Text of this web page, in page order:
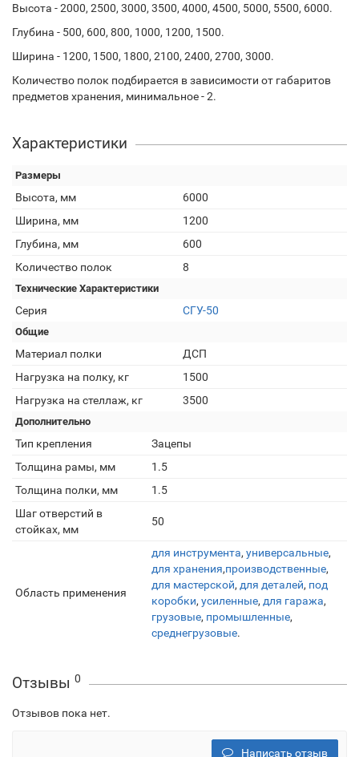
Высота - 2000, 2500, 3000, 3500, 4000, 4500, 5000, 5500, 6000.
Глубина - 500, 600, 800, 1000, 1200, 1500.
Ширина - 1200, 1500, 1800, 2100, 2400, 2700, 3000.
Количество полок подбирается в зависимости от габаритов
предметов хранения, минимальное - 2.
Характеристики
Размеры
Высота, мм
6000
Ширина, мм
1200
Глубина, мм
600
Количество полок
8
Технические Характеристики
Серия СГУ-50
Общие
Материал полки
ДСП
Нагрузка на полку, кг
1500
Нагрузка на стеллаж, кг
3500
Дополнительно
Тип крепления
Зацепы
Толщина рамы, мм
1.5
Толщина полки, мм
1.5
Шаг отверстий в
стойках, мм
50
Область применения
для инструмента, универсальные,
для хранения,производственные,
для мастерской, для деталей, под
коробки, усиленные, для гаража,
грузовые, промышленные,
среднегрузовые.
Отзывы 0
Отзывов пока нет.
Написать отзыв